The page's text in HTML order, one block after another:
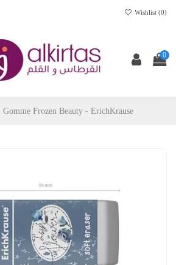
Wishlist (0)
0
Gomme Frozen Beauty - ErichKrause